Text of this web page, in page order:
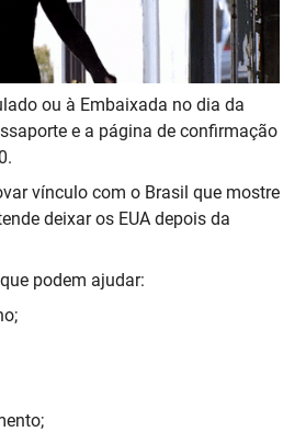
ou à Embaixada no dia da
e a página de confirmação
vínculo com o Brasil que mostre
deixar os EUA depois da
podem ajudar: